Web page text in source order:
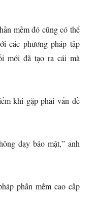
mềm đó cũng có thể
các phương pháp tập
mới đã tạo ra cái mà
khi gặp phải vấn đề
dạy bảo mật,” anh
phần mềm cao cấp